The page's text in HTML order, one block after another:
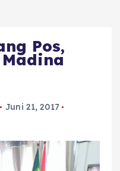
Pos,
Juni 21, 2017